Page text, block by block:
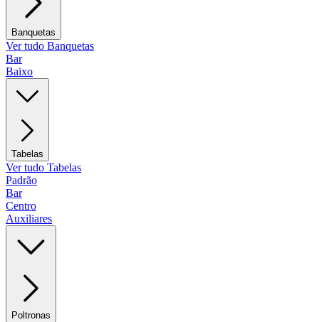
Banquetas
Ver tudo Banquetas
Bar
Baixo
Tabelas
Ver tudo Tabelas
Padrão
Bar
Centro
Auxiliares
Poltronas